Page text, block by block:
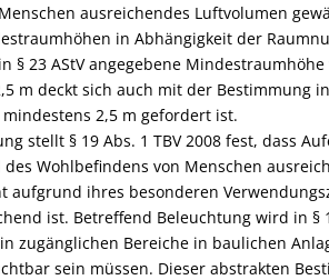
ausreichendes Luftvolumen
in Abhängigkeit der
§ 23 AStV angegebene
m deckt sich auch mit der Bestimmung
2,5 m gefordert ist.
stellt § 19 Abs. 1 TBV 2008 fest, dass
Wohlbefindens von Menschen
aufgrund ihres besonderen
ist. Betreffend Beleuchtung wird in §
zugänglichen Bereiche in baulichen
sein müssen. Dieser abstrakten